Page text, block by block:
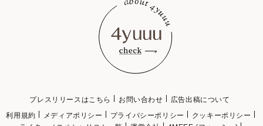
プレスリリースはこちら お問い合わせ
広告出稿について
利用規約
メディアポリシー プライバシーポリシー
クッキーポリシー